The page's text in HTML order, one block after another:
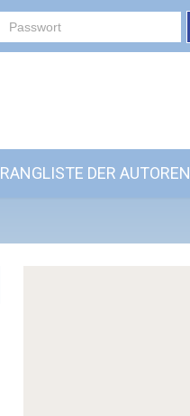
RANGLISTE DER AUTOREN